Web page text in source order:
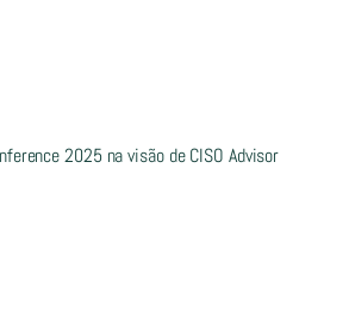
2025 na visão de CISO Advisor